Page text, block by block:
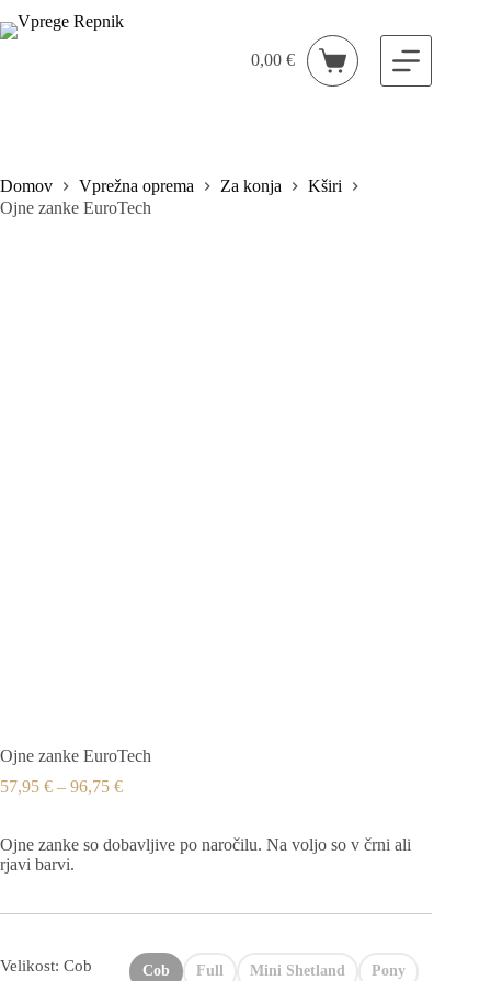
to
Shopping
0,00€
Domov Vprežna oprema Za konja
Kširi
Ojne zanke EuroTech
Ojne zanke EuroTech
57,95 € – 96,75 €
Ojne zanke so dobavljive po naročilu. Na voljo so v črni ali
rjavi barvi.
Velikost: Cob Cob Full Mini Shetland Pony